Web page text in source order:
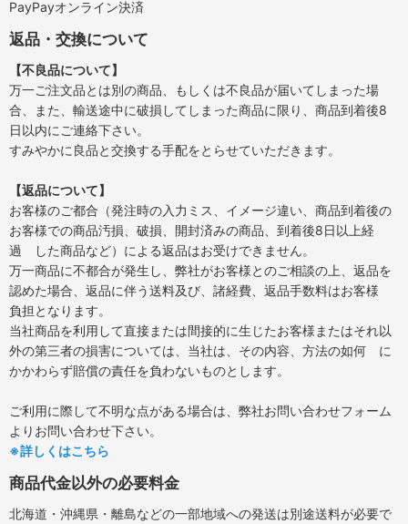
PayPayオンライン決済
返品・交換について
【不良品について】
万一ご注文品とは別の商品、もしくは不良品が届いてしまった場
合、また、輸送途中に破損してしまった商品に限り、商品到着後8
日以内にご連絡下さい。
すみやかに良品と交換する手配をとらせていただきます。
【返品について】
お客様のご都合（発注時の入力ミス、イメージ違い、商品到着後の
お客様での商品汚損、破損、開封済みの商品、到着後8日以上経
過 した商品など）による返品はお受けできません。
万一商品に不都合が発生し、弊社がお客様とのご相談の上、返品を
認めた場合、返品に伴う送料及び、諸経費、返品手数料はお客様
負担となります。
当社商品を利用して直接または間接的に生じたお客様またはそれ以
外の第三者の損害については、当社は、その内容、方法の如何 に
かかわらず賠償の責任を負わないものとします。
ご利用に際して不明な点がある場合は、弊社お問い合わせフォーム
よりお問い合わせ下さい。
※詳しくはこちら
商品代金以外の必要料金
北海道・沖縄県・離島などの一部地域への発送は別途送料が必要で